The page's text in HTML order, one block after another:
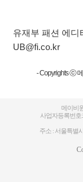
유재부 패션 에디
UB@fi.co.kr
- Copyrights ⓒ
메이비
사업자등록번호
주소 : 서울특별